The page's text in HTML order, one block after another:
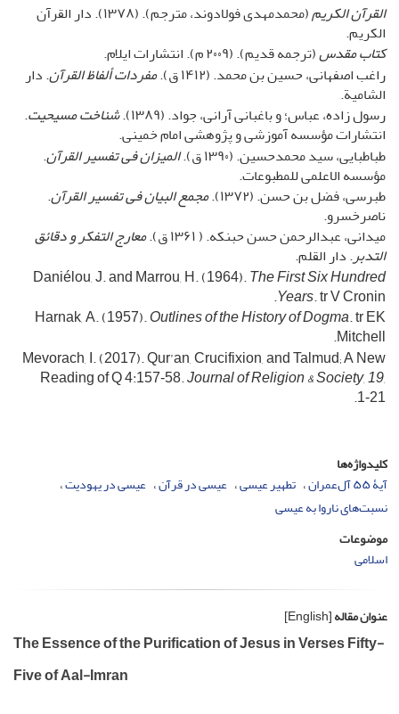
القرآن الکریم (محمدمهدی فولادوند، مترجم). (۱۳۷۸). دار القرآن
الکریم.
کتاب مقدس(ترجمه قدیم). (۲۰۰۹ م). انتشارات ایلام.
راغب اصفهانی، حسین بن محمد. (۱۴۱۲ ق). مفردات ألفاظ القرآن. دار
الشامیة.
رسول زاده، عباس؛ و باغبانی آرانی، جواد. (۱۳۸۹). شناخت مسیحیت.
انتشارات مؤسسه آموزشی و پژوهشی امام خمینی.
طباطبایی، سید محمدحسین. (۱۳۹۰ ق). المیزان فی تفسیر القرآن.
مؤسسه الاعلمی للمطبوعات.
طبرسى، فضل بن حسن. (۱۳۷۲). مجمع البیان فی تفسیر القرآن‌.
ناصرخسرو.
میدانی، عبدالرحمن حسن حبنکه‌. ( ۱۳۶۱ ق). معارج التفکر و دقائق
التدبر. دار القلم.
Daniélou, J. and Marrou, H. (1964).The First Six Hundred
Years. tr V Cronin.
Harnak, A. (1957).Outlines of the History of Dogma. tr EK
Mitchell.
Mevorach, I. (2017). Qur’an, Crucifixion, and Talmud; A New
Reading of Q 4:157‑58.Journal of Religion & Society,19,
1‑21.
کلیدواژه‌ها
آیۀ ۵۵ آل‌عمران
تطهیر عیسی عیسی در قرآن عیسی در یهودیت
نسبت‌های ناروا به عیسی
موضوعات
اسلامی
عنوان مقاله[English]
The Essence of the Purification of Jesus in Verses Fifty-
Five of Aal-Imran